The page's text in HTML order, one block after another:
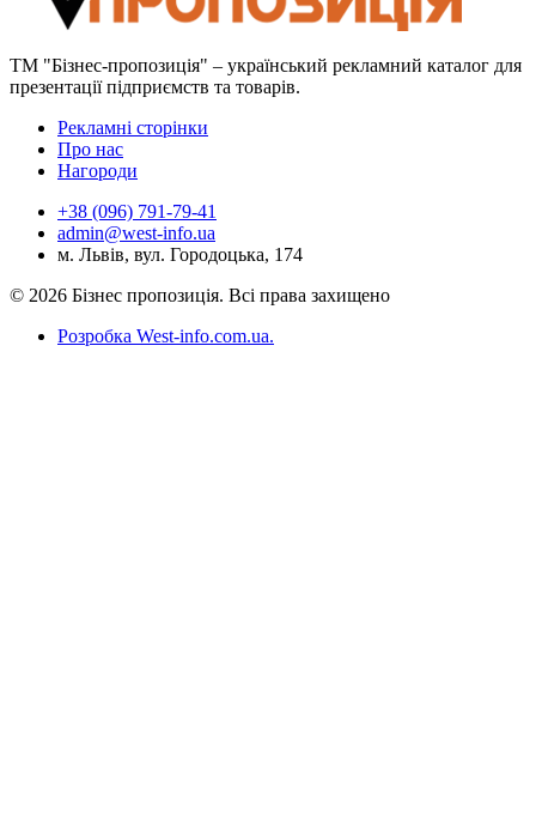
ТМ "Бізнес-пропозиція" – український рекламний каталог для
презентації підприємств та товарів.
Рекламні сторінки
Про нас
Нагороди
+38 (096) 791-79-41
admin@west-info.ua
м. Львів, вул. Городоцька, 174
© 2026 Бізнес пропозиція. Всі права захищено
Розробка West-info.com.ua.